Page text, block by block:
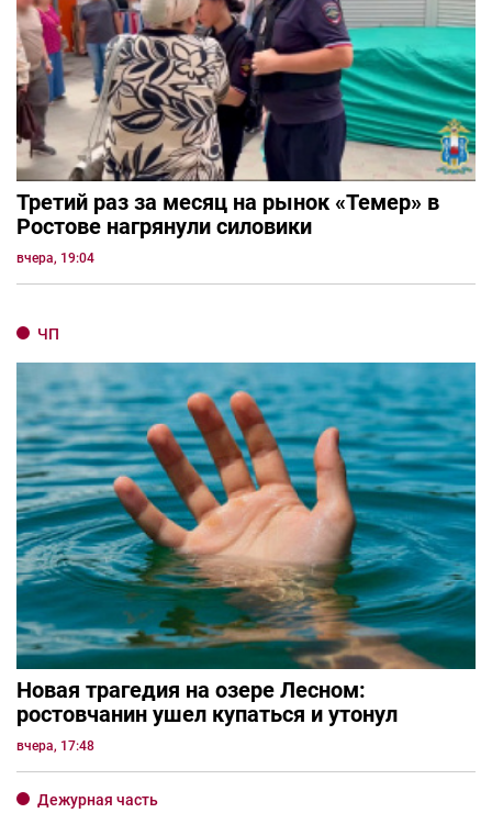
Третий раз за месяц на рынок «Темер» в
Ростове нагрянули силовики
вчера, 19:04
ЧП
Новая трагедия на озере Лесном:
ростовчанин ушел купаться и утонул
вчера, 17:48
Дежурная часть